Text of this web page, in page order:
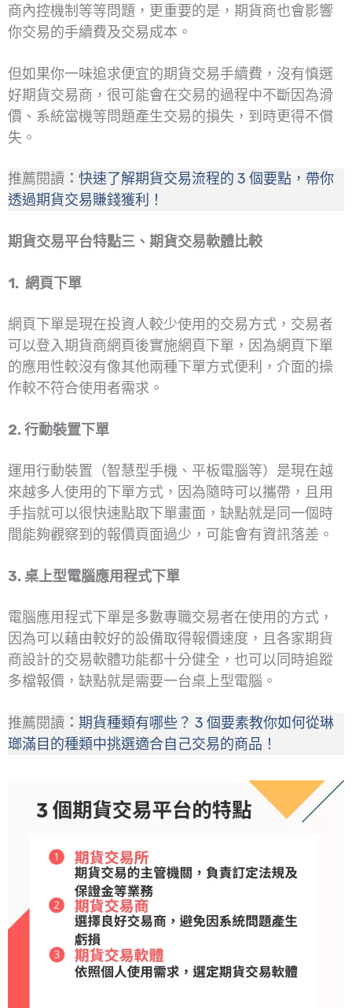
商內控機制等等問題，更重要的是，期貨商也會影響
你交易的手續費及交易成本。
但如果你一味追求便宜的期貨交易手續費，沒有慎選
好期貨交易商，很可能會在交易的過程中不斷因為滑
價、系統當機等問題產生交易的損失，到時更得不償
失。
推薦閱讀 ： 快速了解期貨交易流程的 3 個要點，帶你
透過期貨交易賺錢獲利！
期貨交易平台特點三 、 期貨交易軟體比較
1. 網頁下單
網頁下單是現在投資人較少使用的交易方式，交易者
可以登入期貨商網頁後實施網頁下單，因為網頁下單
的應用性較沒有像其他兩種下單方式便利，介面的操
作較不符合使用者需求。
2. 行動裝置下單
運用行動裝置（智慧型手機、平板電腦等）是現在越
來越多人使用的下單方式，因為隨時可以攜帶，且用
手指就可以很快速點取下單畫面，缺點就是同一個時
間能夠觀察到的報價頁面過少，可能會有資訊落差。
3. 桌上型電腦應用程式下單
電腦應用程式下單是多數專職交易者在使用的方式，
因為可以藉由較好的設備取得報價速度，且各家期貨
商設計的交易軟體功能都十分健全，也可以同時追蹤
多檔報價，缺點就是需要一台桌上型電腦。
推薦閱讀 ： 期貨種類有哪些？ 3 個要素教你如何從琳
瑯滿目的種類中挑選適合自己交易的商品！